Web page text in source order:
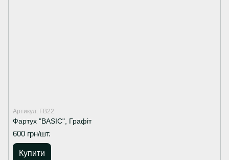
Артикул: FB22
Фартух "BASIC", Графіт
600 грн/шт.
Купити